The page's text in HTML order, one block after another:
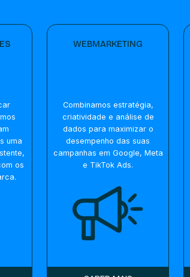
uma
os
WEBMARKETING
Combinamos estratégia,
criatividade e análise de
dados para maximizar o
desempenho das suas
campanhas em Google, Meta
e TikTok Ads.